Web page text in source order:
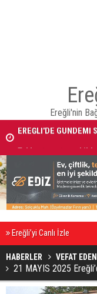
Ereğli'nin
EREĞLİ'DE GÜNDEMİ
Ereğli’yi Canlı İzle
HABERLER VEFAT
21 MAYIS 2025